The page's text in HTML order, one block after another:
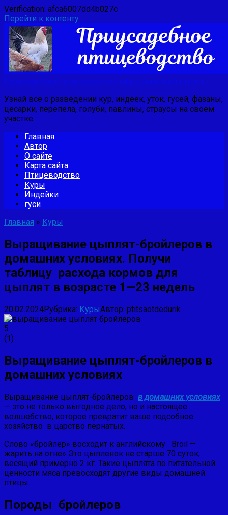
Verification: afca6007dd4b027c
Перейти к контенту
Приусадебное птицеводство: мир домашней птицы
Узнай все о разведении кур, индеек, уток, гусей, фазаны,
цесарки, перепела, голуби, павлины, страусы на своем
участке.
Главная
Автор
О сайте
Карта сайта
Птицеводство
Куры
Индейки
гуси
Главная » Куры
Выращивание цыплят-бройлеров в
домашних условиях. Получи
таблицу расхода кормов для
цыплят в возрасте 1—23 недель
20.02.2024Рубрика: КурыАвтор: ptitsaotdedurik
5
(1)
Выращивание цыплят-бройлеров в
домашних условиях
Выращивание цыплят-бройлеров в домашних условиях
— это не только выгодное дело, но и настоящее
волшебство, которое превратит ваше подсобное
хозяйство в царство пернатых.
Слово «бройлер» восходит к английскому Broil —
жарить на огне» Это цыпленок не старше 70 суток,
весящий примерно 2 кг. Такие цыплята по пита­тельной
ценности мяса превосходят другие виды домашней
птицы.
Породы бройлеров